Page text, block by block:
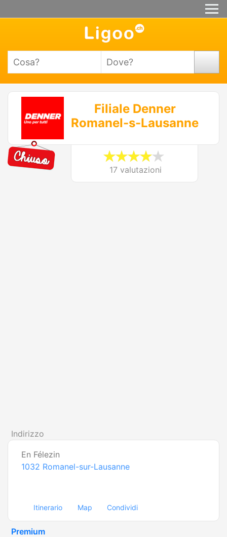
Filiale Denner
Romanel-s-Lausanne
17 valutazioni
Indirizzo
En Félezin
1032 Romanel-sur-Lausanne
Itinerario Map Condividi
Premium